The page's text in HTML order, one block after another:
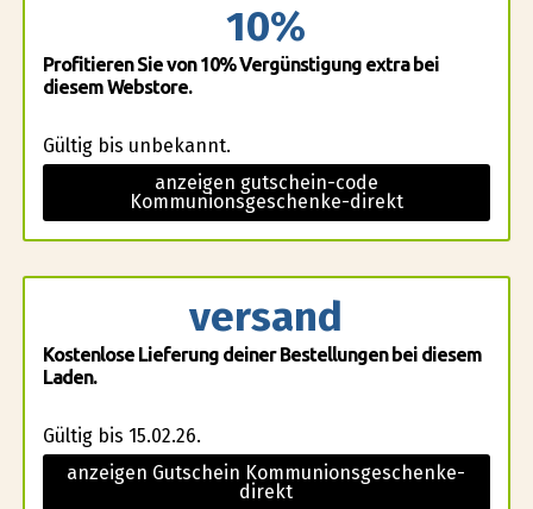
10%
Profitieren Sie von 10% Vergünstigung extra bei
diesem Webstore.
Gültig bis unbekannt.
anzeigen gutschein-code
Kommunionsgeschenke-direkt
versand
Kostenlose Lieferung deiner Bestellungen bei diesem
Laden.
Gültig bis 15.02.26.
anzeigen Gutschein Kommunionsgeschenke-
direkt